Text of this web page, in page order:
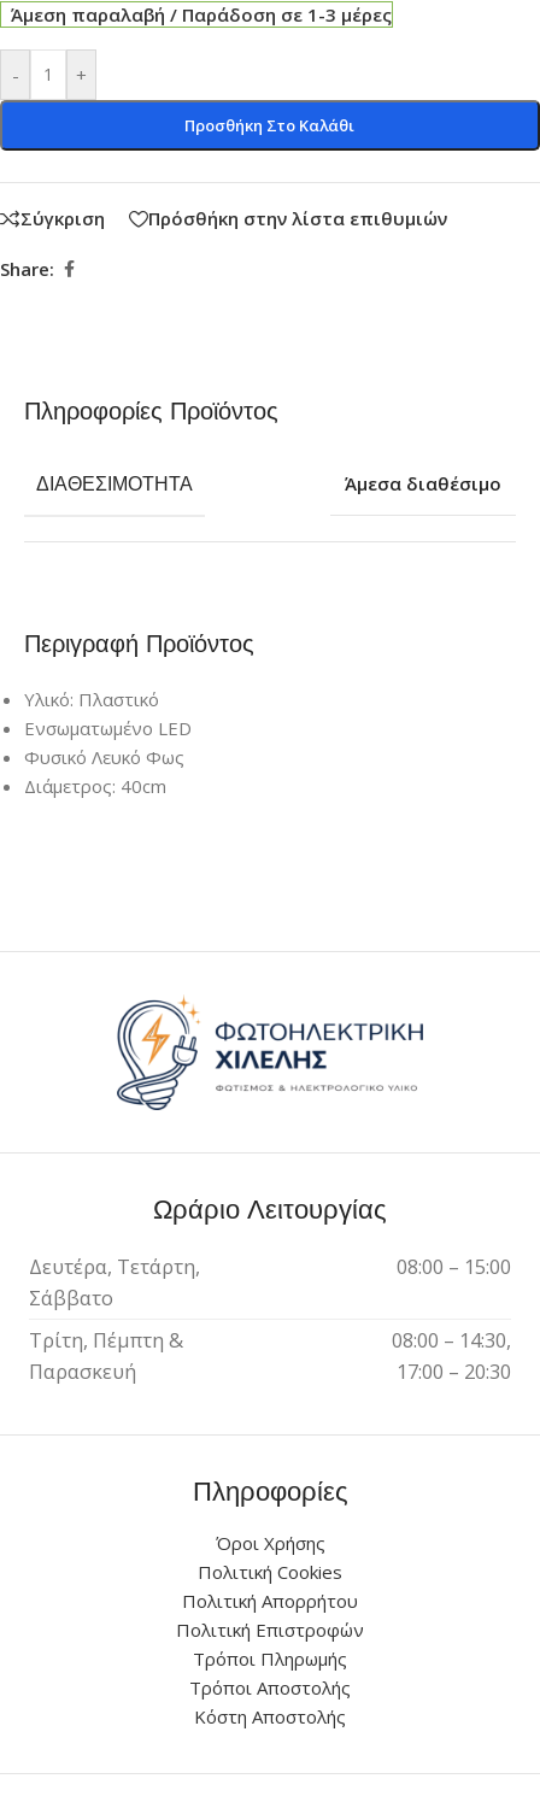
Άμεση παραλαβή / Παράδοση σε 1-3 μέρες
- +
Προσθήκη Στο Καλάθι
Σύγκριση Πρόσθήκη στην λίστα επιθυμιών
Share:
Περιγραφή Προϊόντος
Υλικό: Πλαστικό
Ενσωματωμένο LED
Φυσικό Λευκό Φως
Διάμετρος: 40cm
Πληροφορίες Προϊόντος
ΔΙΑΘΕΣΙΜΌΤΗΤΑ Άμεσα διαθέσιμο
Ωράριο Λειτουργίας
Δευτέρα, Τετάρτη,
Σάββατο
08:00 – 15:00
Τρίτη, Πέμπτη &
Παρασκευή
08:00 – 14:30,
17:00 – 20:30
Πληροφορίες
Όροι Χρήσης
Πολιτική Cookies
Πολιτική Απορρήτου
Πολιτική Επιστροφών
Τρόποι Πληρωμής
Τρόποι Αποστολής
Κόστη Αποστολής